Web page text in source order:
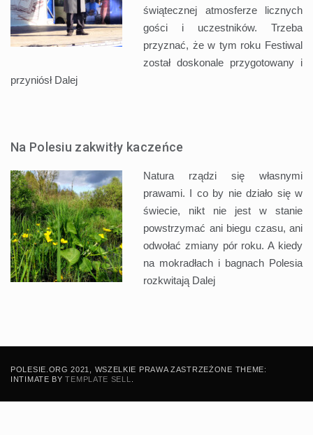
świątecznej atmosferze licznych
gości i uczestników. Trzeba
przyznać, że w tym roku Festiwal
został doskonale przygotowany i
przyniósł Dalej
Na Polesiu zakwitły kaczeńce
Natura rządzi się własnymi
prawami. I co by nie działo się w
świecie, nikt nie jest w stanie
powstrzymać ani biegu czasu, ani
odwołać zmiany pór roku. A kiedy
na mokradłach i bagnach Polesia
rozkwitają Dalej
POLESIE.ORG 2021, WSZELKIE PRAWA ZASTRZEŻONE THEME:
INTIMATE BYTEMPLATE SELL